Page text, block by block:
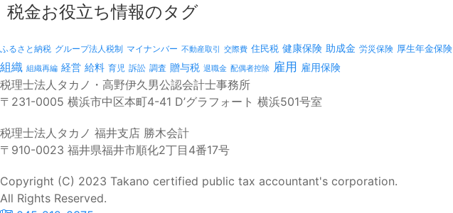
税金お役立ち情報のタグ
ふるさと納税 グループ法人税制 マイナンバー 不動産取引 交際費 住民税 健康保険 助成金 労災保険 厚生年金保険
組織 組織再編 経営 給料 育児 訴訟 調査 贈与税 退職金 配偶者控除 雇用 雇用保険
税理士法人タカノ・高野伊久男公認会計士事務所
〒231-0005 横浜市中区本町4-41 D’グラフォート 横浜501号室
税理士法人タカノ 福井支店 勝木会計
〒910-0023 福井県福井市順化2丁目4番17号
Copyright (C) 2023 Takano certified public tax accountant's corporation.
All Rights Reserved.